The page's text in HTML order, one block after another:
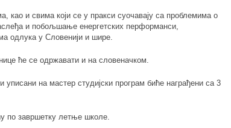
и свима који се у пракси суочавају са проблемима о
и побољшање енергетских перформанси,
одлука у Словенији и шире.
ће се одржавати и на словеначком.
на мастер студијски програм биће награђени са 3
по завршетку летње школе.